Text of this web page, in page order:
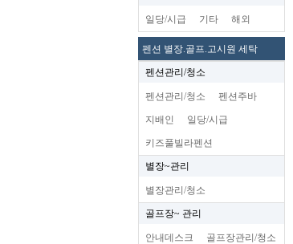
일당/시급 기타 해외
펜션 별장.골프.고시원 세탁
펜션관리/청소
펜션관리/청소 펜션주바
지배인 일당/시급
키즈풀빌라펜션
별장~관리
별장관리/청소
골프장~ 관리
안내데스크 골프장관리/청소